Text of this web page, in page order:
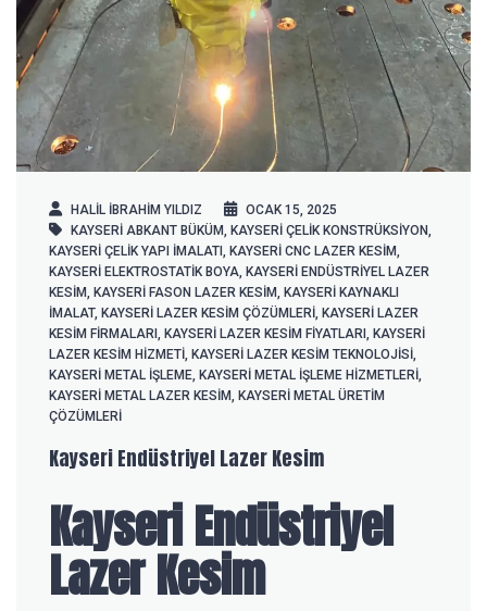
HALIL IBRAHIM YILDIZ
OCAK 15, 2025
KAYSERİ ABKANT BÜKÜM KAYSERI ÇELIK KONSTRÜKSIYON
KAYSERİ ÇELIK YAPI IMALATI KAYSERİ CNC LAZER KESIM
KAYSERİ ELEKTROSTATIK BOYA KAYSERİ ENDÜSTRIYEL LAZER
KESIM KAYSERİ FASON LAZER KESIM KAYSERİ KAYNAKLI
IMALAT, KAYSERİ LAZER KESIM ÇÖZÜMLERI KAYSERİ LAZER
KESIM FIRMALARI KAYSERİ LAZER KESIM FIYATLARI KAYSERİ
LAZER KESIM HIZMETI KAYSERİ LAZER KESIM TEKNOLOJISI
KAYSERİ METAL IŞLEME KAYSERİ METAL IŞLEME HIZMETLERI
KAYSERI METAL LAZER KESIM KAYSERİ METAL ÜRETIM
ÇÖZÜMLERI
Kayseri Endüstriyel Lazer Kesim
Kayseri Endüstriyel
Lazer Kesim